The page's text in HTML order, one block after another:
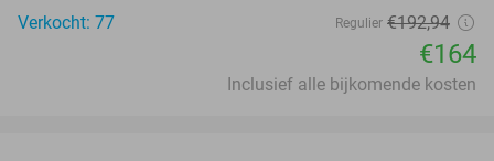
Verkocht: 77
Regulier €192,94
€164
Inclusief alle bijkomende kosten